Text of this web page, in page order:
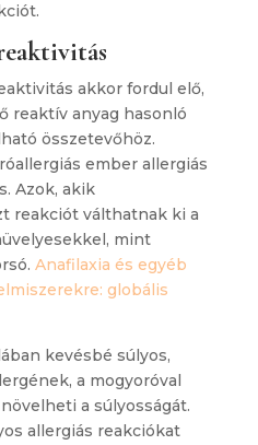
akkor fordul elő,
reaktív anyag hasonló
összetevőhöz.
ember allergiás
Azok, akik
reakciót válthatnak ki a
mint
Anafilaxia és egyéb
globális
kevésbé súlyos,
a mogyoróval
a súlyosságát.
allergiás reakciókat